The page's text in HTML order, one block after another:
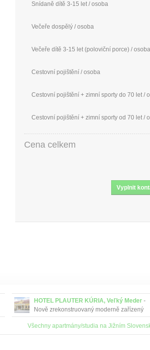
Snídaně dítě 3-15 let / osoba
Večeře dospělý / osoba
Večeře dítě 3-15 let (poloviční porce) / osoba
Cestovní pojištění / osoba
Cestovní pojištění + zimní sporty do 70 let /
Cestovní pojištění + zimní sporty od 70 let /
Cena celkem
HOTEL PLAUTER KÚRIA, Veľký Meder -
Nově zrekonstruovaný moderně zařízený
hotel je v tichém prostředí a je vzdálený cca
900 m od termálního koupaliště ve Veľkém
Mederu....
Všechny apartmány/studia na Jižním